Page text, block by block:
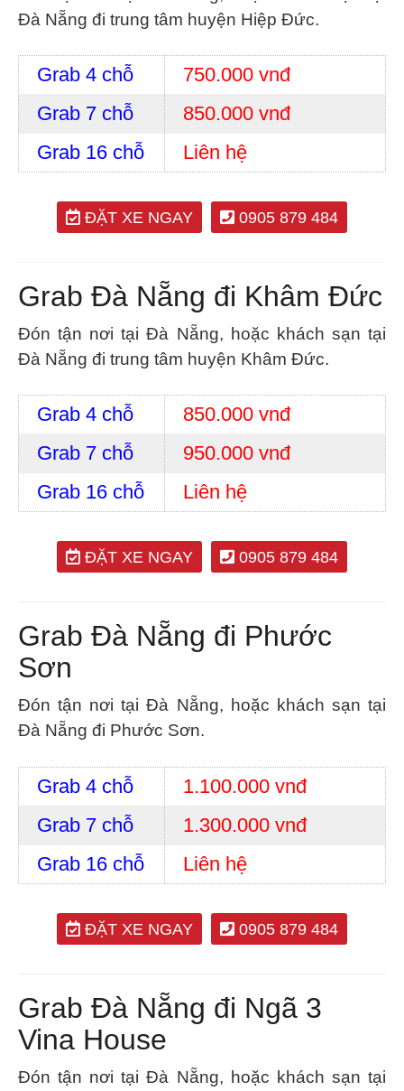
Đà Nẵng đi trung tâm huyện Hiệp Đức.
Grab 4 chỗ
750.000 vnđ
Grab 7 chỗ
850.000 vnđ
Grab 16 chỗ
Liên hệ
ĐẶT XE NGAY 0905 879 484
Grab Đà Nẵng đi Khâm Đức
Đón tận nơi tại Đà Nẵng, hoặc khách sạn tại
Đà Nẵng đi trung tâm huyện Khâm Đức.
Grab 4 chỗ
850.000 vnđ
Grab 7 chỗ
950.000 vnđ
Grab 16 chỗ
Liên hệ
ĐẶT XE NGAY 0905 879 484
Grab Đà Nẵng đi Phước
Sơn
Đón tận nơi tại Đà Nẵng, hoặc khách sạn tại
Đà Nẵng đi Phước Sơn.
Grab 4 chỗ
1.100.000 vnđ
Grab 7 chỗ
1.300.000 vnđ
Grab 16 chỗ
Liên hệ
ĐẶT XE NGAY 0905 879 484
Grab Đà Nẵng đi Ngã 3
Vina House
Đón tận nơi tại Đà Nẵng, hoặc khách sạn tại